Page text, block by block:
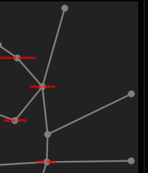
cliff_ramp
ledge_ravine
ledge_ramp
hideout_entrance